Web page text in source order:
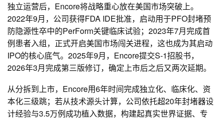
独立运营后，Encore将战略重心放在美国市场突破上。
2022年9月，公司获得FDA IDE批准，启动用于PFO封堵预
防隐源性卒中的PerForm关键临床试验；2023年7月完成首
例患者入组，正式开启美国市场闯关进程，这也成为其启动
IPO的核心底气。2025年9月，Encore提交S-1招股书，
2026年3月完成第三版修订，确定上市后之后又两次延期。
从分拆到上市，Encore用6年时间完成独立化、临床化、资
本化三级跳；若从技术源头计算，公司依托超20年封堵器设
计经验与3.5万例成功植入数据，构建起真实世界证据、专